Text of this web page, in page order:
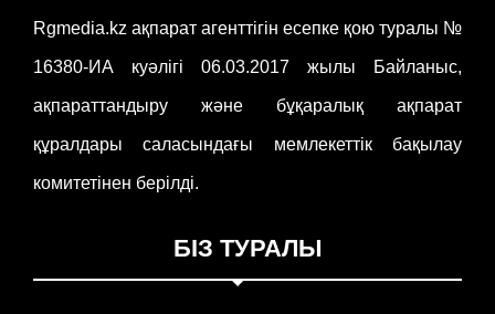
Rgmedia.kz ақпарат агенттігін есепке қою туралы №
16380-ИА куәлігі 06.03.2017 жылы Байланыс,
ақпараттандыру және бұқаралық ақпарат
құралдары саласындағы мемлекеттік бақылау
комитетінен берілді.
БІЗ ТУРАЛЫ